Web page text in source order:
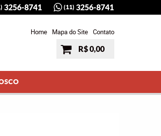
3256-8741 (11) 3256-8741
Home Mapa do Site Contato
R$ 0,00